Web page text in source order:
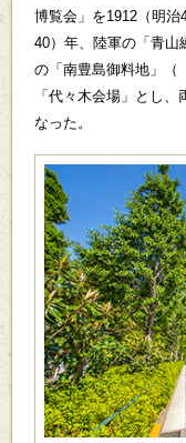
博覧会」を1912（明
40）年、陸軍の「青山
の「南豊島御料地」（
「代々木会場」とし
なった。